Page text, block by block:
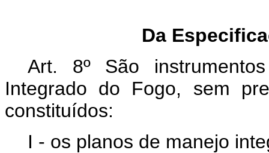
Da
Art. 8º
São
Integrado do Fogo, sem
constituídos:
I - os planos de manejo